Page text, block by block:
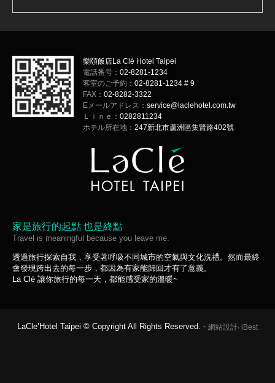
樂頤飯店La Clé Hotel Taipei
電話番号： 02-8281-1234
客室のご予約： 02-8281-1234 # 9
FAX： 02-8282-3322
Eメールアドレス： service@laclehotel.com.tw
Ｌｉｎｅ： 0282811234
ホテル所在地： 247新北市蘆洲區集賢路402號
家是旅行的起點 也是終點
Travel is meaningful because you leave me.
透過旅行探索自我，享受著呼吸不同城市的空氣與文化洗禮。然而最終
會發現跨出去的每一步，都因為有家能歸回才有了意義。
La Clé 讓你旅行的每一天，都能感受家的溫暖~
LaCle’Hotel Taipei © Copyright All Rights Reserved. - 網站設計‧ iBest